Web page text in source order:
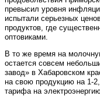
превысил уровня
испытали серьезных
продуктов, где
оптовиками.
В то же время на
остается совсем
завод» в Хабаровском
на свою продукцию на 1-
тарифа на